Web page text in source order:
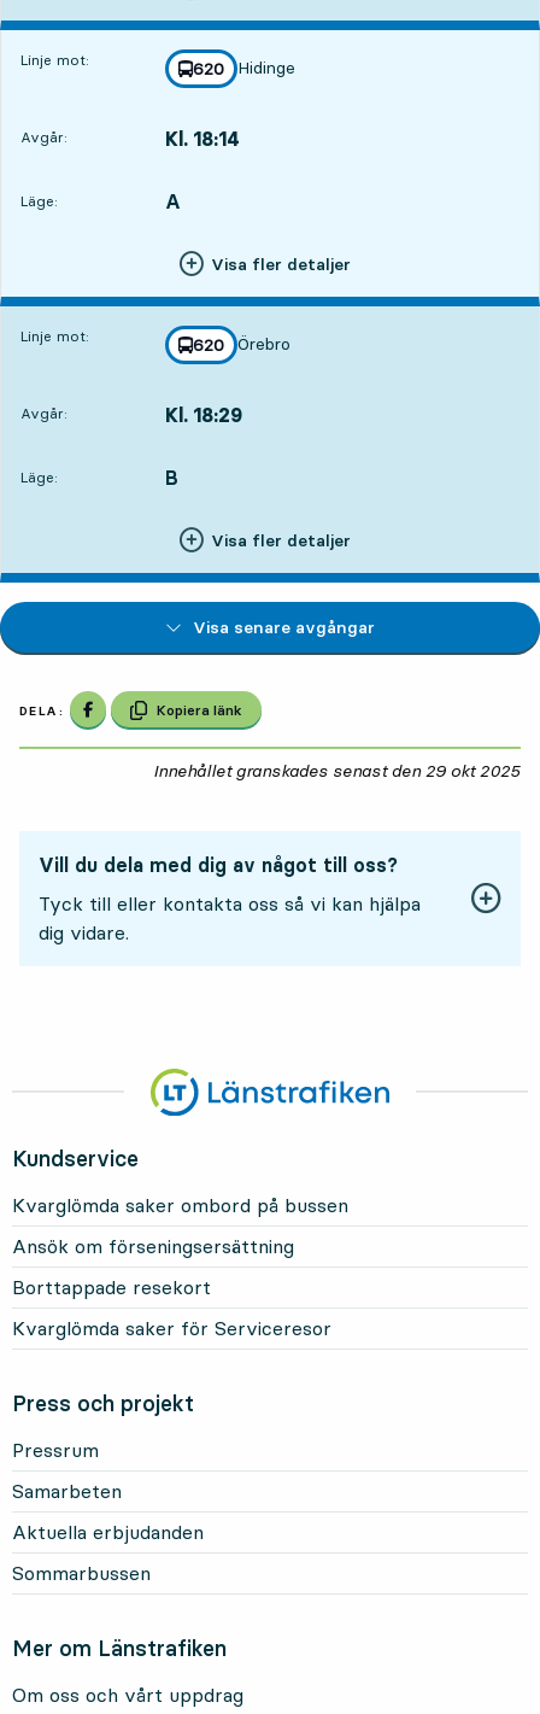
Linje mot: linje
620
mot
Hidinge
,
Avgår: Kl. 18:14
Läge:
LÄGE, A
,
Visa fler detaljer
Linje mot: linje
620
mot
Örebro
,
Avgår: Kl. 18:29
Läge:
LÄGE, B
,
Visa fler detaljer
Visa senare avgångar
DELA: Dela på Facebook
Kopiera länk
Innehållet granskades senast den 29 okt 2025
Vill du dela med dig av något till oss?
Tyck till eller kontakta oss så vi kan hjälpa
dig vidare.
Kundservice
Kvarglömda saker ombord på bussen
Ansök om förseningsersättning
Borttappade resekort
Kvarglömda saker för Serviceresor
Press och projekt
Pressrum
Samarbeten
Aktuella erbjudanden
Sommarbussen
Mer om Länstrafiken
Om oss och vårt uppdrag